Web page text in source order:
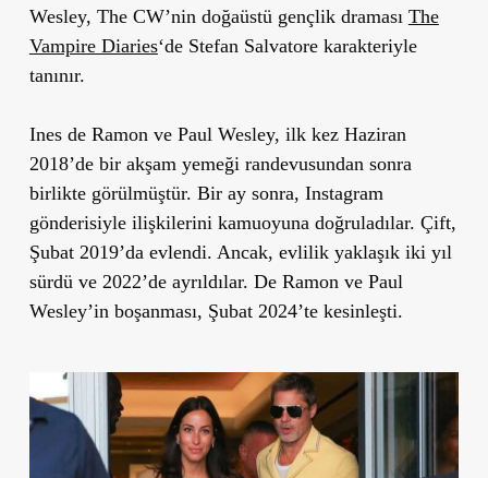
Wesley, The CW’nin doğaüstü gençlik draması The
Vampire Diaries‘de Stefan Salvatore karakteriyle
tanınır.
Ines de Ramon ve Paul Wesley, ilk kez Haziran
2018’de bir akşam yemeği randevusundan sonra
birlikte görülmüştür. Bir ay sonra, Instagram
gönderisiyle ilişkilerini kamuoyuna doğruladılar. Çift,
Şubat 2019’da evlendi. Ancak, evlilik yaklaşık iki yıl
sürdü ve 2022’de ayrıldılar. De Ramon ve Paul
Wesley’in boşanması, Şubat 2024’te kesinleşti.